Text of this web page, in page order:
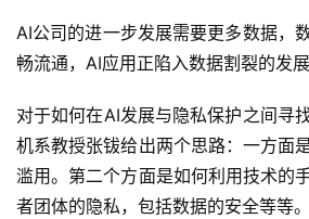
AI公司的进一步发展需要更多数据，
畅流通，AI应用正陷入数据割裂的发展
对于如何在AI发展与隐私保护之间寻
机系教授张钹给出两个思路：一方面
滥用。第二个方面是如何利用技术的
者团体的隐私，包括数据的安全等等。